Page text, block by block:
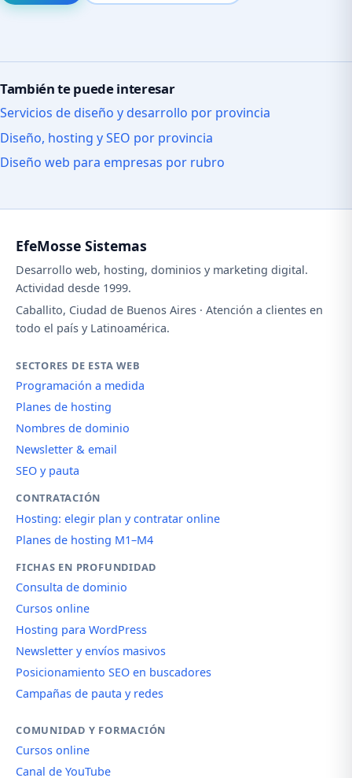
También te puede interesar
Servicios de diseño y desarrollo por provincia
Diseño, hosting y SEO por provincia
Diseño web para empresas por rubro
EfeMosse Sistemas
Desarrollo web, hosting, dominios y marketing digital.
Actividad desde 1999.
Caballito, Ciudad de Buenos Aires · Atención a clientes en
todo el país y Latinoamérica.
SECTORES DE ESTA WEB
Programación a medida
Planes de hosting
Nombres de dominio
Newsletter & email
SEO y pauta
CONTRATACIÓN
Hosting: elegir plan y contratar online
Planes de hosting M1–M4
FICHAS EN PROFUNDIDAD
Consulta de dominio
Cursos online
Hosting para WordPress
Newsletter y envíos masivos
Posicionamiento SEO en buscadores
Campañas de pauta y redes
COMUNIDAD Y FORMACIÓN
Cursos online
Canal de YouTube